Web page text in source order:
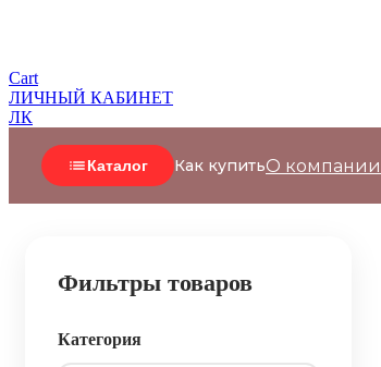
Cart
ЛИЧНЫЙ КАБИНЕТ
ЛК
Каталог Как купитьО компании
Фильтры товаров
Категория